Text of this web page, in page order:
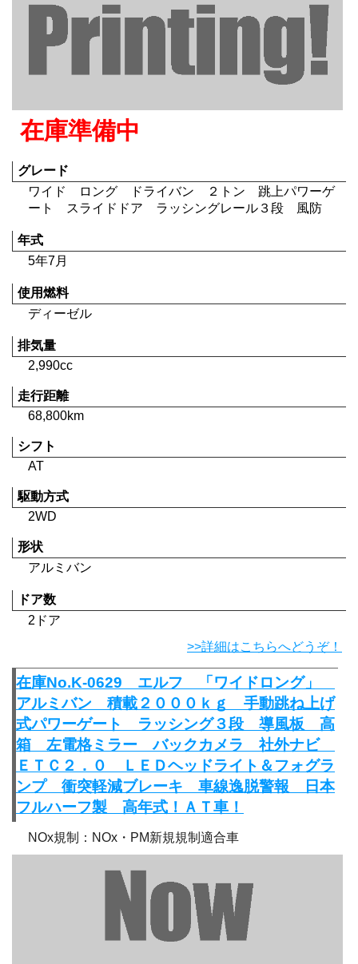
在庫準備中
グレード
ワイド ロング ドライバン ２トン 跳上パワーゲ
ート スライドドア ラッシングレール３段 風防
年式
5年7月
使用燃料
ディーゼル
排気量
2,990cc
走行距離
68,800km
シフト
AT
駆動方式
2WD
形状
アルミバン
ドア数
2ドア
>>詳細はこちらへどうぞ！
在庫No.K-0629 エルフ 「ワイドロング」
アルミバン 積載２０００ｋｇ 手動跳ね上げ
式パワーゲート ラッシング３段 導風板 高
箱 左電格ミラー バックカメラ 社外ナビ
ＥＴＣ２．０ ＬＥＤヘッドライト＆フォグラ
ンプ 衝突軽減ブレーキ 車線逸脱警報 日本
フルハーフ製 高年式！ＡＴ車！
NOx規制：NOx・PM新規規制適合車